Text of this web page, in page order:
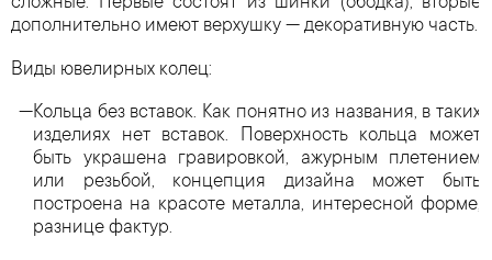
дополнительно имеют верхушку — декоративную часть.
Виды ювелирных колец:
Кольца без вставок. Как понятно из названия, в таких
изделиях нет вставок. Поверхность кольца может
быть украшена гравировкой, ажурным плетением
или резьбой, концепция дизайна может быть
построена на красоте металла, интересной форме,
разнице фактур.